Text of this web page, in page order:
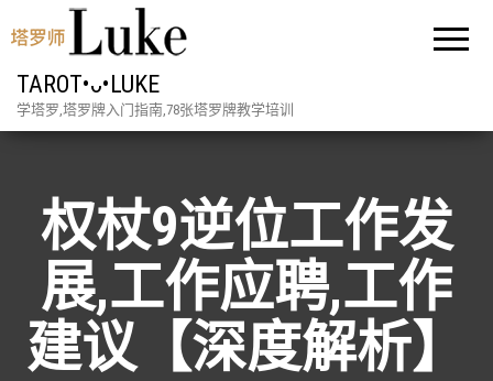
TAROT•ᴗ•LUKE
学塔罗,塔罗牌入门指南,78张塔罗牌教学培训
权杖9逆位工作发
展,工作应聘,工作
建议【深度解析】